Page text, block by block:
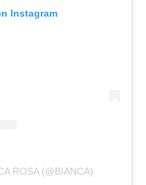
Instagram
ROSA (@BIANCA)